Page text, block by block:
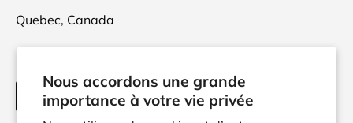
Nous accordons une grande
importance à votre vie privée
Quebec, Canada
(873)416-9470
INFO@ARUSH.CA